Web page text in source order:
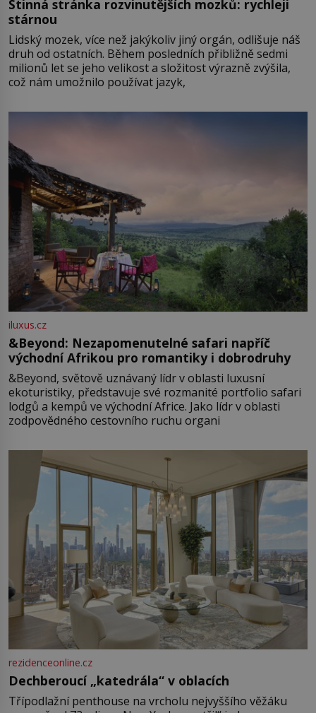
Stinná stránka rozvinutějších mozků: rychleji
stárnou
Lidský mozek, více než jakýkoliv jiný orgán, odlišuje náš
druh od ostatních. Během posledních přibližně sedmi
milionů let se jeho velikost a složitost výrazně zvýšila,
což nám umožnilo používat jazyk,
iluxus.cz
&Beyond: Nezapomenutelné safari napříč
východní Afrikou pro romantiky i dobrodruhy
&Beyond, světově uznávaný lídr v oblasti luxusní
ekoturistiky, představuje své rozmanité portfolio safari
lodgů a kempů ve východní Africe. Jako lídr v oblasti
zodpovědného cestovního ruchu organi
rezidenceonline.cz
Dechberoucí „katedrála“ v oblacích
Třípodlažní penthouse na vrcholu nejvyššího věžáku